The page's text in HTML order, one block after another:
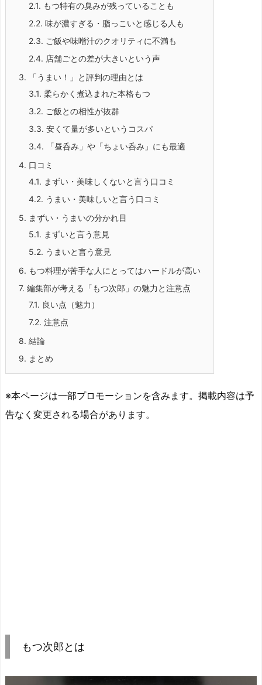
2.1. もつ特有の臭みが残っていることも
2.2. 味が濃すぎる・脂っこいと感じる人も
2.3. ご飯や味噌汁のクオリティに不満も
2.4. 店舗ごとの差が大きいという声
3. 「うまい！」と評判の理由とは
3.1. 柔らかく煮込まれた本格もつ
3.2. ご飯との相性が抜群
3.3. 安くて量が多いというコスパ
3.4. 「昼呑み」や「ちょい呑み」にも最適
4. 口コミ
4.1. まずい・美味しくないと言う口コミ
4.2. うまい・美味しいと言う口コミ
5. まずい・うまいの分かれ目
5.1. まずいと言う意見
5.2. うまいと言う意見
6. もつ料理が苦手な人にとってはハードルが高い
7. 編集部が考える「もつ次郎」の魅力と注意点
7.1. 良い点（魅力）
7.2. 注意点
8. 結論
9. まとめ
※本ページは一部プロモーションを含みます。掲載内容は予
告なく変更される場合があります。
もつ次郎とは